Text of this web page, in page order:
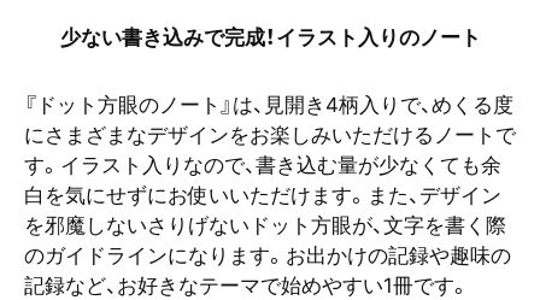
少ない書き込みで完成！イラスト入りのノート
『ドット方眼のノート』は、見開き4柄入りで、めくる度
にさまざまなデザインをお楽しみいただけるノートで
す。イラスト入りなので、書き込む量が少なくても余
白を気にせずにお使いいただけます。また、デザイン
を邪魔しないさりげないドット方眼が、文字を書く際
のガイドラインになります。お出かけの記録や趣味の
記録など、お好きなテーマで始めやすい1冊です。